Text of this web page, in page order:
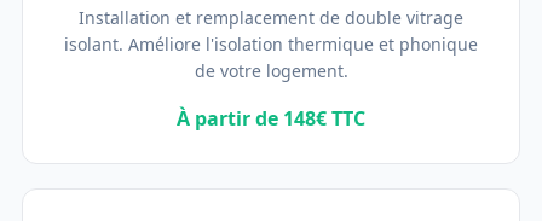
Installation et remplacement de double vitrage
isolant. Améliore l'isolation thermique et phonique
de votre logement.
À partir de 148€ TTC